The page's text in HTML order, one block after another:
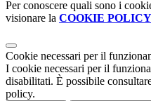
Per conoscere quali sono i
visionare la COOKIE POLICY
Cookie necessari per il
I cookie necessari per il
disabilitati. È possibile
policy.